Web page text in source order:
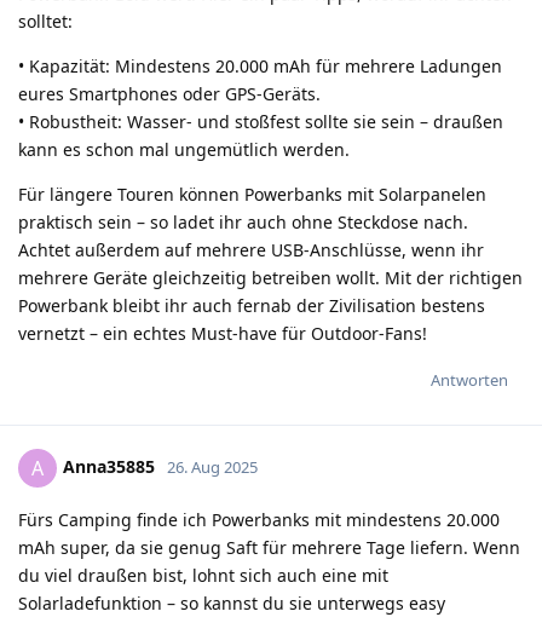
solltet:
• Kapazität: Mindestens 20.000 mAh für mehrere Ladungen
eures Smartphones oder GPS-Geräts.
• Robustheit: Wasser- und stoßfest sollte sie sein – draußen
kann es schon mal ungemütlich werden.
Für längere Touren können Powerbanks mit Solarpanelen
praktisch sein – so ladet ihr auch ohne Steckdose nach.
Achtet außerdem auf mehrere USB-Anschlüsse, wenn ihr
mehrere Geräte gleichzeitig betreiben wollt. Mit der richtigen
Powerbank bleibt ihr auch fernab der Zivilisation bestens
vernetzt – ein echtes Must-have für Outdoor-Fans!
Antworten
A Anna35885 26. Aug 2025
Fürs Camping finde ich Powerbanks mit mindestens 20.000
mAh super, da sie genug Saft für mehrere Tage liefern. Wenn
du viel draußen bist, lohnt sich auch eine mit
Solarladefunktion – so kannst du sie unterwegs easy